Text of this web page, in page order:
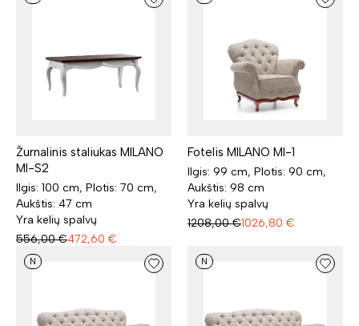
Žurnalinis staliukas MILANO
MI-S2
Ilgis: 100 cm, Plotis: 70 cm,
Aukštis: 47 cm
Yra kelių spalvų
556,00 €472,60 €
Fotelis MILANO MI-1
Ilgis: 99 cm, Plotis: 90 cm,
Aukštis: 98 cm
Yra kelių spalvų
1208,00 €1026,80 €
N N